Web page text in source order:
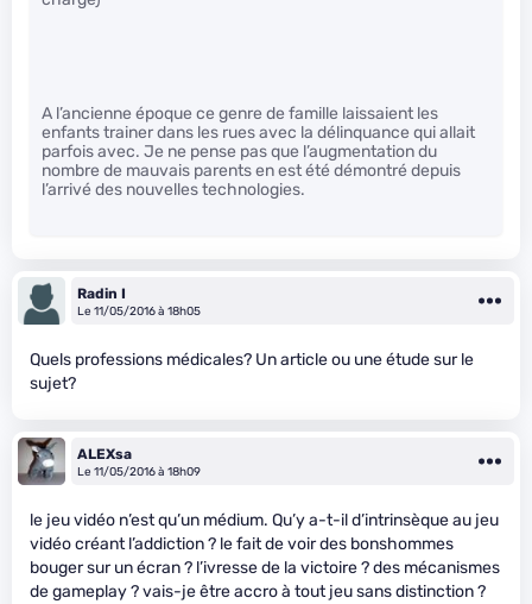
A l’ancienne époque ce genre de famille laissaient les
enfants trainer dans les rues avec la délinquance qui allait
parfois avec. Je ne pense pas que l’augmentation du
nombre de mauvais parents en est été démontré depuis
l’arrivé des nouvelles technologies.
Radin I
Le 11/05/2016 à 18h05
Quels professions médicales? Un article ou une étude sur le
sujet?
ALEXsa
Le 11/05/2016 à 18h09
le jeu vidéo n’est qu’un médium. Qu’y a-t-il d’intrinsèque au jeu
vidéo créant l’addiction ? le fait de voir des bonshommes
bouger sur un écran ? l’ivresse de la victoire ? des mécanismes
de gameplay ? vais-je être accro à tout jeu sans distinction ?